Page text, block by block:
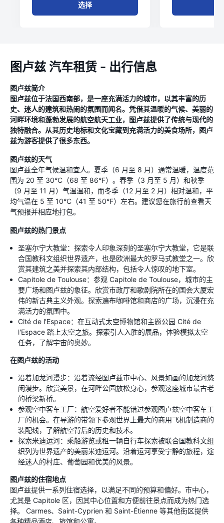
选择
图卢兹 汽车租赁 - 出行信息
图卢兹简介
图卢兹位于法国西南部，是一座充满活力的城市，以其丰富的历
史、迷人的建筑和热闹的氛围而闻名。凭借其温暖的气候、美丽的
河畔环境和蓬勃发展的航空航天工业，图卢兹提供了传统与现代的
独特融合。从其历史地标和文化宝藏到充满活力的美食场所，图卢
兹为游客提供了很多东西。
图卢兹的天气
图卢兹全年气候温和宜人。夏季（6 月至 8 月）通常温暖，温度范
围为 20 至 30°C（68 至 86°F）。春季（3 月至 5 月）和秋季
（9 月至 11 月）气温温和，而冬季（12 月至 2 月）相对温和，平
均气温在 5 至 10°C（41 至 50°F）左右。建议您在旅行前查看天
气预报并相应地打包。
图卢兹的热门景点
圣塞尔宁大教堂：探索令人印象深刻的圣塞尔宁大教堂，它是联
合国教科文组织世界遗产，也是欧洲最大的罗马式教堂之一。欣
赏其建筑之美并探索其内部结构，包括令人惊叹的地下室。
Capitole de Toulouse：参观 Capitole de Toulouse，城市的主
要广场和图卢兹的象征。欣赏市政厅和歌剧院所在的国会大厦宏
伟的新古典主义外观。探索遍布咖啡馆和商店的广场，沉浸在充
满活力的氛围中。
Cité de l'Espace：在互动式太空博物馆和主题公园 Cité de
l'Espace 踏上太空之旅。探索引人入胜的展品，体验模拟太空
任务，了解宇宙的奥妙。
在图卢兹的活动
沿着加龙河漫步：沿着流经图卢兹市中心、风景如画的加龙河悠
闲漫步。欣赏美景，在河畔公园放松身心，参观这座城市最古老
的桥梁新桥。
参观空中客车工厂：航空爱好者不能错过参观图卢兹空中客车工
厂的机会。在导游的带领下参观世界上最大的商用飞机制造商的
装配线，了解航空背后的历史和技术。
探索米迪运河：乘船游览或租一辆自行车探索被联合国教科文组
织列为世界遗产的美丽米迪运河。沿着运河享受宁静的旅程，途
经迷人的村庄、葡萄园和优美的风景。
图卢兹的住宿地点
图卢兹提供一系列住宿选择，以满足不同的预算和偏好。市中心，
尤其是 Capitole 区，因其中心位置和方便前往景点而成为热门选
择。 Carmes、Saint-Cyprien 和 Saint-Étienne 等其他街区提供
各种精品酒店、旅馆和公寓。